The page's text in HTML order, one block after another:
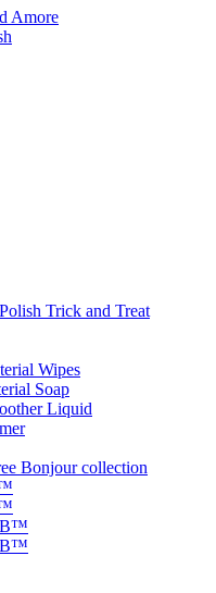
Amore
Trick and Treat
Wipes
Soap
Liquid
Bonjour collection